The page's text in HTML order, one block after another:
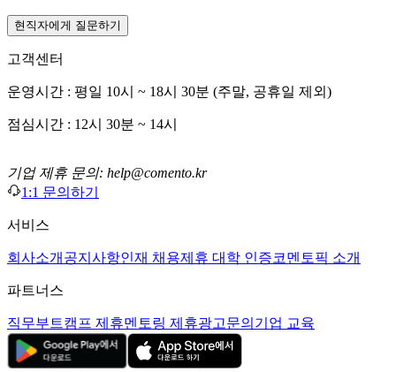
현직자에게 질문하기
고객센터
운영시간 : 평일 10시 ~ 18시 30분 (주말, 공휴일 제외)
점심시간 : 12시 30분 ~ 14시
기업 제휴 문의: help@comento.kr
1:1 문의하기
서비스
회사소개 공지사항인재 채용제휴 대학 인증코멘토픽 소개
파트너스
직무부트캠프 제휴멘토링 제휴광고문의 기업 교육